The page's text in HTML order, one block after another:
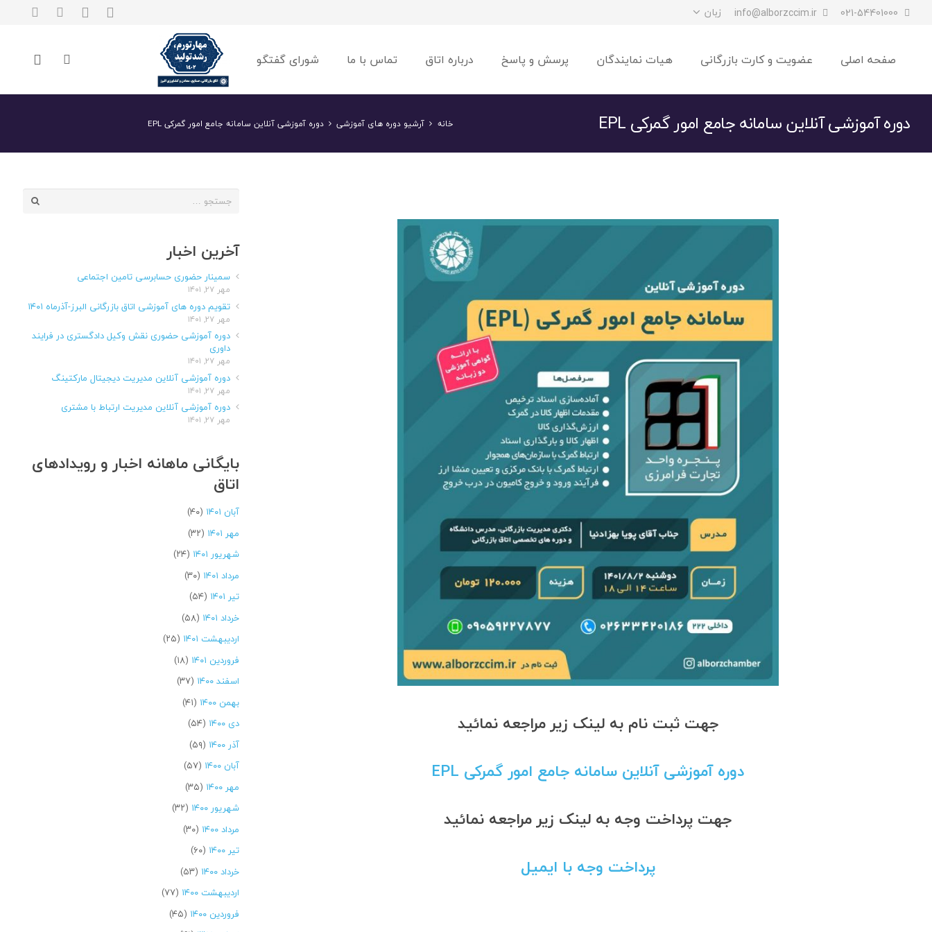
021-54401000
info@alborzccim.ir زبان
صفحه اصلی عضویت و کارت بازرگانی هیات نمایندگان پرسش و پاسخ درباره اتاق تماس با ما شورای گفتگو
دوره آموزشی آنلاین سامانه جامع امور گمرکی EPL خانه آرشیو دوره های آموزشی دوره آموزشی آنلاین سامانه جامع امور گمرکی EPL
جهت ثبت نام به لینک زیر مراجعه نمائید
دوره آموزشی آنلاین سامانه جامع امور گمرکی EPL
جهت پرداخت وجه به لینک زیر مراجعه نمائید
پرداخت وجه با ایمیل
جستجو
آخرین اخبار
سمینار حضوری حسابرسی تامین اجتماعی
مهر ۲۷, ۱۴۰۱
تقویم دوره های آموزشی اتاق بازرگانی البرز-آذرماه ۱۴۰۱
مهر ۲۷, ۱۴۰۱
دوره آموزشی حضوری نقش وکیل دادگستری در فرایند
داوری
مهر ۲۷, ۱۴۰۱
دوره آموزشی آنلاین مدیریت دیجیتال مارکتینگ
مهر ۲۷, ۱۴۰۱
دوره آموزشی آنلاین مدیریت ارتباط با مشتری
مهر ۲۷, ۱۴۰۱
بایگانی ماهانه اخبار و رویدادهای
اتاق
آبان ۱۴۰۱
(۴۰)
مهر ۱۴۰۱
(۳۲)
شهریور ۱۴۰۱
(۲۴)
مرداد ۱۴۰۱
(۳۰)
تیر ۱۴۰۱
(۵۴)
خرداد ۱۴۰۱
(۵۸)
اردیبهشت ۱۴۰۱
(۲۵)
فروردین ۱۴۰۱
(۱۸)
اسفند ۱۴۰۰
(۳۷)
بهمن ۱۴۰۰
(۴۱)
دی ۱۴۰۰
(۵۴)
آذر ۱۴۰۰
(۵۹)
آبان ۱۴۰۰
(۵۷)
مهر ۱۴۰۰
(۳۵)
شهریور ۱۴۰۰
(۳۲)
مرداد ۱۴۰۰
(۳۰)
تیر ۱۴۰۰
(۶۰)
خرداد ۱۴۰۰
(۵۳)
اردیبهشت ۱۴۰۰
(۷۷)
فروردین ۱۴۰۰
(۴۵)